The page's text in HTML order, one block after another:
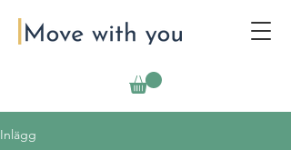
Inlägg